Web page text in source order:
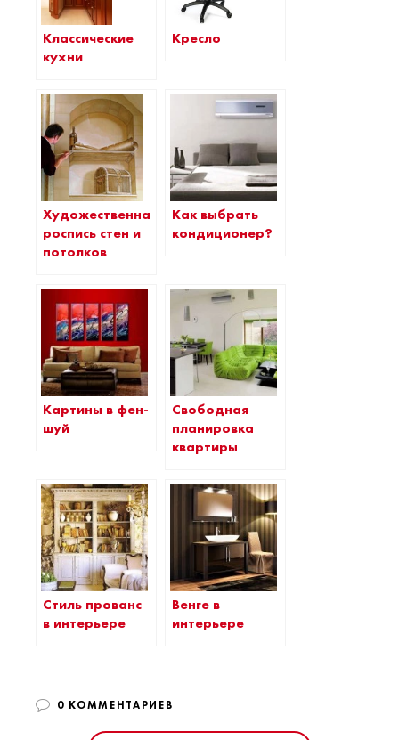
Классические
кухни
Кресло
Художественная
роспись стен и
потолков
Как выбрать
кондиционер?
Картины в фен-
шуй
Свободная
планировка
квартиры
Стиль прованс
в интерьере
Венге в
интерьере
0 КОММЕНТАРИЕВ